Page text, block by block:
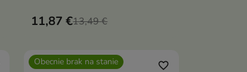
pielęgnacji skóry suchej
11,87 €13,49 €
Obecnie brak na stanie favorite_border